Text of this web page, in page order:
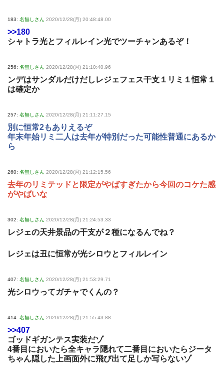
183: 名無しさん 2020/12/28(月) 20:48:48.00
>>180
シャトラ光とフィルレイン光でツーチャンあるぞ！
256: 名無しさん 2020/12/28(月) 21:10:40.96
ンデはサンダルだけだしレジェフェス干支１リミ１恒常１
は確定か
257: 名無しさん 2020/12/28(月) 21:11:27.15
別に恒常2もありえるぞ
年末年始リミ二人は去年が特別だった可能性普通にあるか
ら
260: 名無しさん 2020/12/28(月) 21:12:15.56
去年のリミテッドと限定がやばすぎたから今回のコケた感
がやばいな
302: 名無しさん 2020/12/28(月) 21:24:53.33
レジェの天井景品の干支が２種になるんでね？
レジェは丑に恒常が光シロウとフィルレイン
407: 名無しさん 2020/12/28(月) 21:53:29.71
光シロウってガチャでくんの？
414: 名無しさん 2020/12/28(月) 21:55:43.88
>>407
ゴッドギガンテス実装だゾ
4番目においたら全キャラ隠れて二番目においたらジータ
ちゃん隠した上画面外に飛び出て足しか写らないゾ